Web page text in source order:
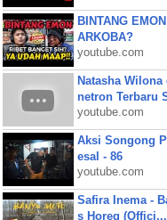
BINTANG
ARKOBA?
youtube.com
Natasha
netron Terbaru
youtube.com
Aksi Songong
esal - 86
youtube.com
Safira Inema -
s Horeg (Offici...